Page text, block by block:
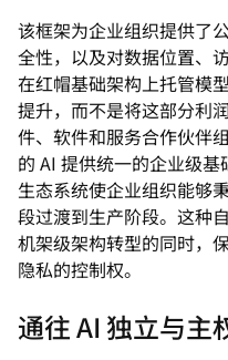
该框架为企业组织提供了
全性，以及对数据位置、
在红帽基础架构上托管模
提升，而不是将这部分利
件、软件和服务合作伙伴
的 AI 提供统一的企业级
生态系统使企业组织能够
段过渡到生产阶段。这种
机架级架构转型的同时，
隐私的控制权。
通往 AI 独立与主